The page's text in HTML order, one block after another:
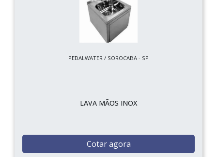
PEDALWATER / SOROCABA - SP
LAVA MÃOS INOX
Cotar agora